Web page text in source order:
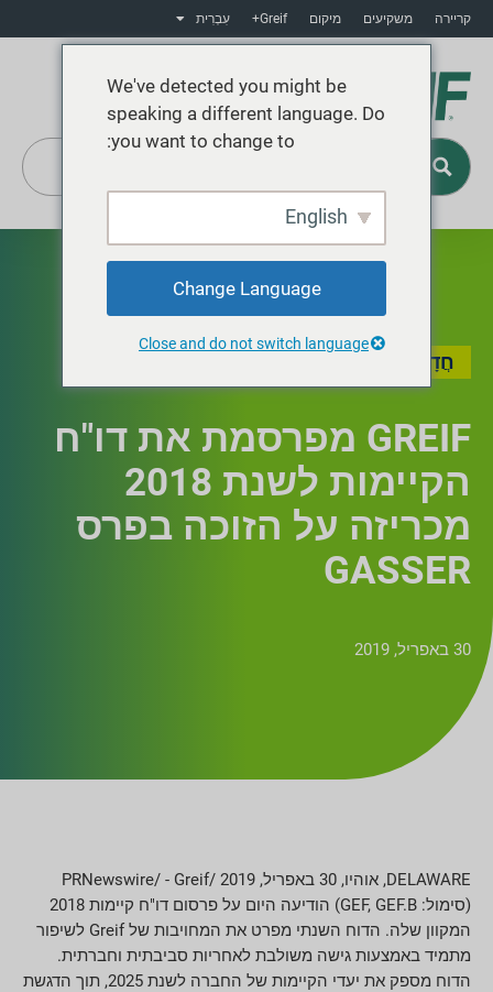
קריירה משקיעים מיקום Greif+ עִבְרִית
חֲדָשׁוֹת
GREIF מפרסמת את דו"ח
הקיימות לשנת 2018
מכריזה על הזוכה בפרס
GASSER
30 באפריל, 2019
DELAWARE, אוהיו, 30 באפריל, 2019 /PRNewswire/ - Greif
(סימול: GEF, GEF.B) הודיעה היום על פרסום דו"ח קיימות 2018
המקוון שלה. הדוח השנתי מפרט את המחויבות של Greif לשיפור
מתמיד באמצעות גישה משולבת לאחריות סביבתית וחברתית.
הדוח מספק את יעדי הקיימות של החברה לשנת 2025, תוך הדגשת
We've detected you might be
speaking a different language. Do
you want to change to:
English
Change Language
Close and do not switch language